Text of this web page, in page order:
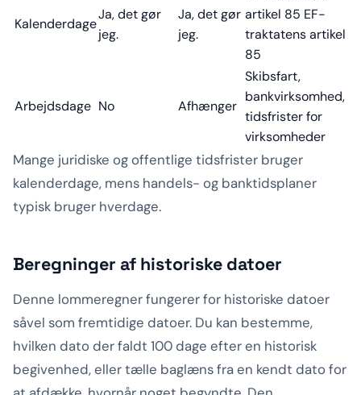
Kalenderdage
Ja, det gør
jeg.
Ja, det gør
jeg.
artikel 85 EF-
traktatens artikel
85
Arbejdsdage No Afhænger
Skibsfart,
bankvirksomhed,
tidsfrister for
virksomheder
Mange juridiske og offentlige tidsfrister bruger
kalenderdage, mens handels- og banktidsplaner
typisk bruger hverdage.
Beregninger af historiske datoer
Denne lommeregner fungerer for historiske datoer
såvel som fremtidige datoer. Du kan bestemme,
hvilken dato der faldt 100 dage efter en historisk
begivenhed, eller tælle baglæns fra en kendt dato for